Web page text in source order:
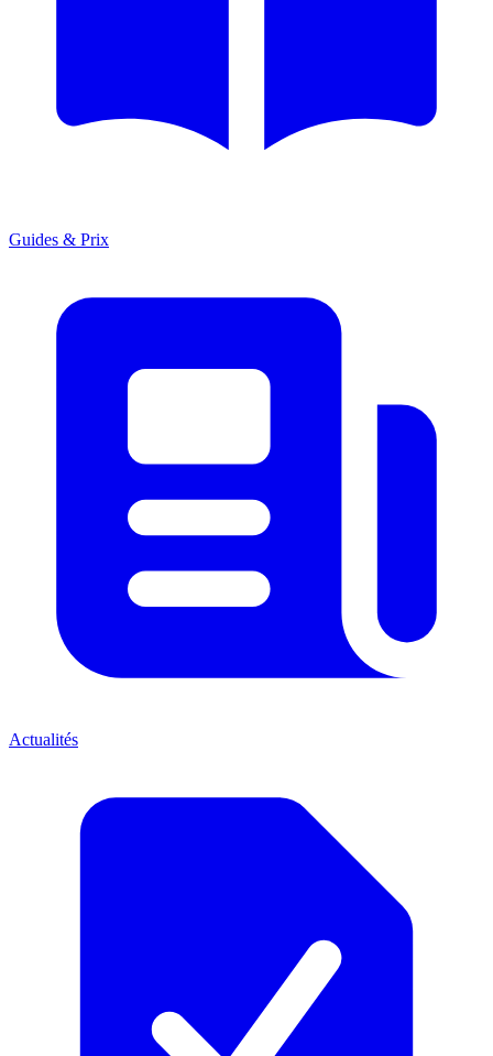
Guides & Prix
Actualités